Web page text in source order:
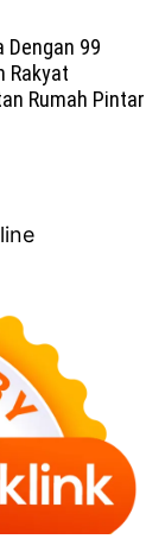
Dengan 99
Rakyat
Rumah Pintar